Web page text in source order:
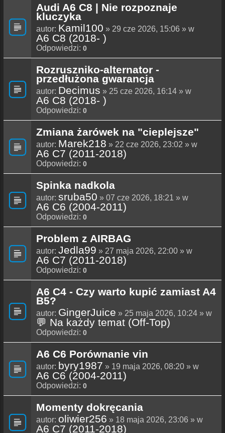
Audi A6 C8 | Nie rozpoznaje
kluczyka
autor: Kamil100 » 29 cze 2026, 15:06 » w
A6 C8 (2018- )
Odpowiedzi: 0
Rozruszniko-alternator -
przedłużona gwarancja
autor: Decimus » 25 cze 2026, 16:14 » w
A6 C8 (2018- )
Odpowiedzi: 0
Zmiana żarówek na "cieplejsze"
autor: Marek218 » 22 cze 2026, 23:02 » w
A6 C7 (2011-2018)
Odpowiedzi: 0
Spinka nadkola
autor: sruba50 » 07 cze 2026, 18:21 » w
A6 C6 (2004-2011)
Odpowiedzi: 0
Problem z AIRBAG
autor: Jedla99 » 27 maja 2026, 22:00 » w
A6 C7 (2011-2018)
Odpowiedzi: 0
A6 C4 - Czy warto kupić zamiast A4
B5?
autor: GingerJuice » 25 maja 2026, 10:24 » w
💬 Na każdy temat (Off-Top)
Odpowiedzi: 0
A6 C6 Porównanie vin
autor: byry1987 » 19 maja 2026, 08:20 » w
A6 C6 (2004-2011)
Odpowiedzi: 0
Momenty dokręcania
autor: oliwier256 » 18 maja 2026, 23:06 » w
A6 C7 (2011-2018)